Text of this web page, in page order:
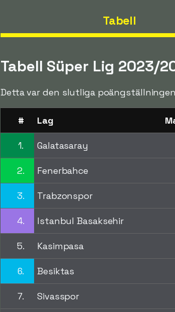
Tabell
Tabell Süper Lig 2023/
Detta var den slutliga
# Lag
1. Galatasaray
2. Fenerbahce
3. Trabzonspor
4. Istanbul Basaksehir
5. Kasimpasa
6. Besiktas
7. Sivasspor